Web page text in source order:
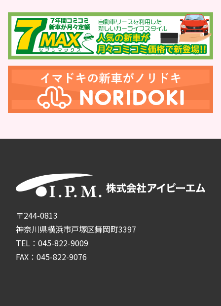
〒244-0813
神奈川県横浜市戸塚区舞岡町3397
TEL：045-822-9009
FAX：045-822-9076